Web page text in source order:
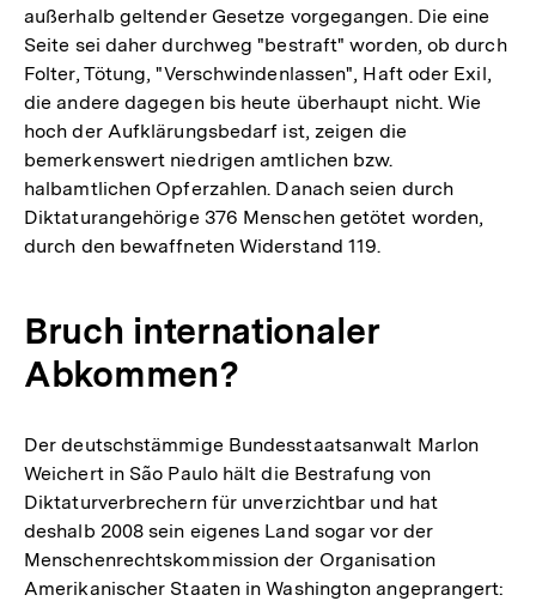
außerhalb geltender Gesetze vorgegangen. Die eine
Seite sei daher durchweg "bestraft" worden, ob durch
Folter, Tötung, "Verschwindenlassen", Haft oder Exil,
die andere dagegen bis heute überhaupt nicht. Wie
hoch der Aufklärungsbedarf ist, zeigen die
bemerkenswert niedrigen amtlichen bzw.
halbamtlichen Opferzahlen. Danach seien durch
Diktaturangehörige 376 Menschen getötet worden,
durch den bewaffneten Widerstand 119.
Bruch internationaler
Abkommen?
Der deutschstämmige Bundesstaatsanwalt Marlon
Weichert in São Paulo hält die Bestrafung von
Diktaturverbrechern für unverzichtbar und hat
deshalb 2008 sein eigenes Land sogar vor der
Menschenrechtskommission der Organisation
Amerikanischer Staaten in Washington angeprangert: